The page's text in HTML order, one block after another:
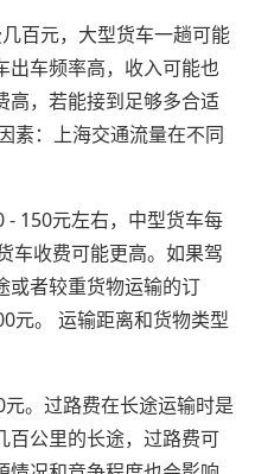
百元，大型货车一趟可能
出车频率高，收入可能也
高，若能接到足够多合适
素：上海交通流量在不同
- 150元左右，中型货车每
车收费可能更高。如果驾
或者较重货物运输的订
元。 运输距离和货物类型
。过路费在长途运输时是
百公里的长途，过路费可